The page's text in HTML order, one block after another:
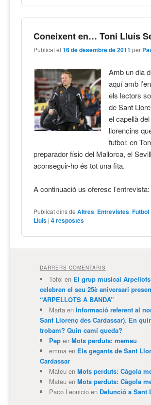
Coneixent en… Toni Lluís
Publicat el16 de desembre de 2011 per
Amb un dia
aquí amb
els lectors
de Sant
el capellà
llorencins
futbol: en
preparador físic del Mallorca, el
aconseguir-ho és tot una fita.
A continuació us oferesc
Publicat dins de Altres, Entrevistes,Futbol
Lluís |4respostes
DARRERS COMENTARIS
Tofol en El grup musical Arpellots
celebren el seu 25è aniversari
“ARPELLOTS A BANDA”
Martaen Informació referent al
Sant Llorenç des Cardassar). En
trobam? Quin camí queda?
Pepen Mots perduts: memeu
emmaen Els gegants de Sant
Cardassar
Mateuen Mots perduts: Càgola
Mateuen Mots perduts: Càgola
Paco Leonicioen Defunció a Sant